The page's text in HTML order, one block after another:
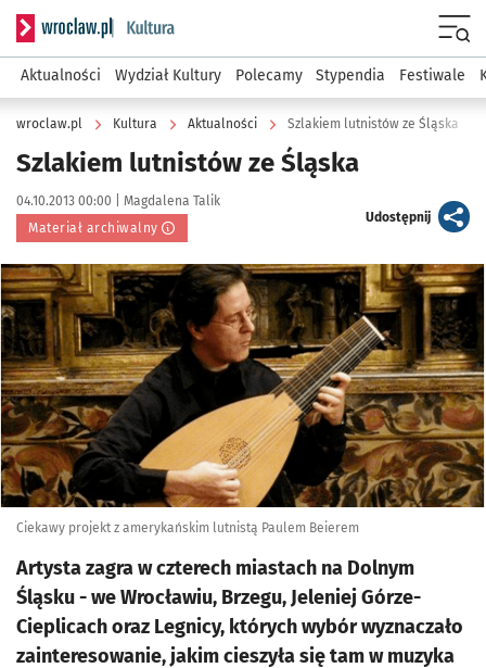
Serwis informacyjny wroclaw.pl podserwis: Kultura
Aktualności Wydział Kultury Polecamy Stypendia Festiwale
wroclaw.pl Kultura Aktualności Szlakiem lutnistów ze Śląska
Szlakiem lutnistów ze Śląska
Data publikacji:
04.10.2013 00:00 | Autor:
Magdalena Talik
Materiał archiwalny
Udostępnijartykuł
Kliknij, aby powiększyć
Ciekawy projekt z amerykańskim lutnistą Paulem Beierem
Artysta zagra w czterech miastach na Dolnym
Śląsku - we Wrocławiu, Brzegu, Jeleniej Górze-
Cieplicach oraz Legnicy, których wybór wyznaczało
zainteresowanie, jakim cieszyła się tam w muzyka